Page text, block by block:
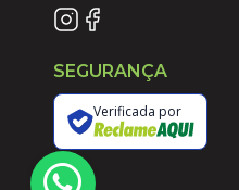
SEGURANÇA
Verificada por